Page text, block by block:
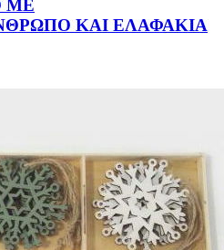
ΜE
ΚΑΙ ΕΛΑΦΑΚΙΑ